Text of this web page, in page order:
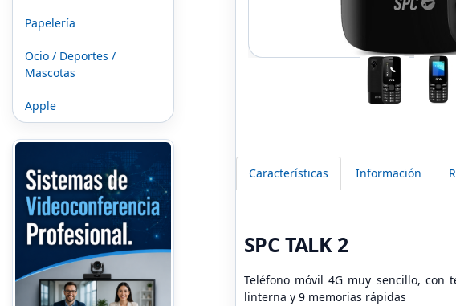
Papelería
Ocio / Deportes /
Mascotas
Apple
Características Información
SPC TALK 2
Teléfono móvil 4G muy sencillo, con
linterna y 9 memorias rápidas